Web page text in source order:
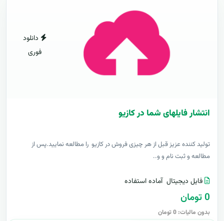
دانلود
فوری
انتشار فایلهای شما در کازیو
توليد کننده عزيز قبل از هر چیزی فروش در کازیو را مطالعه نمایید.پس از
مطالعه و ثبت نام و و..
فایل دیجیتال آماده استفاده
0 تومان
بدون مالیات: 0 تومان